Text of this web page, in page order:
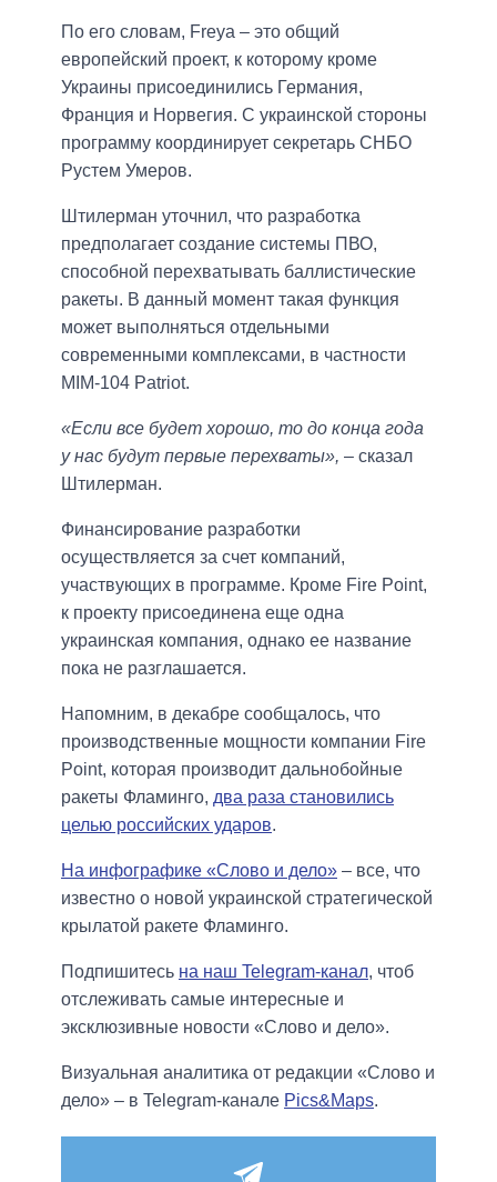
По его словам, Freya – это общий
европейский проект, к которому кроме
Украины присоединились Германия,
Франция и Норвегия. С украинской стороны
программу координирует секретарь СНБО
Рустем Умеров.
Штилерман уточнил, что разработка
предполагает создание системы ПВО,
способной перехватывать баллистические
ракеты. В данный момент такая функция
может выполняться отдельными
современными комплексами, в частности
MIM-104 Patriot.
«Если все будет хорошо, то до конца года
у нас будут первые перехваты», – сказал
Штилерман.
Финансирование разработки
осуществляется за счет компаний,
участвующих в программе. Кроме Fire Point,
к проекту присоединена еще одна
украинская компания, однако ее название
пока не разглашается.
Напомним, в декабре сообщалось, что
производственные мощности компании Fire
Point, которая производит дальнобойные
ракеты Фламинго, два раза становились
целью российских ударов.
На инфографике «Слово и дело» – все, что
известно о новой украинской стратегической
крылатой ракете Фламинго.
Подпишитесь на наш Telegram-канал, чтоб
отслеживать самые интересные и
эксклюзивные новости «Слово и дело».
Визуальная аналитика от редакции «Слово и
дело» – в Telegram-канале Pics&Maps.